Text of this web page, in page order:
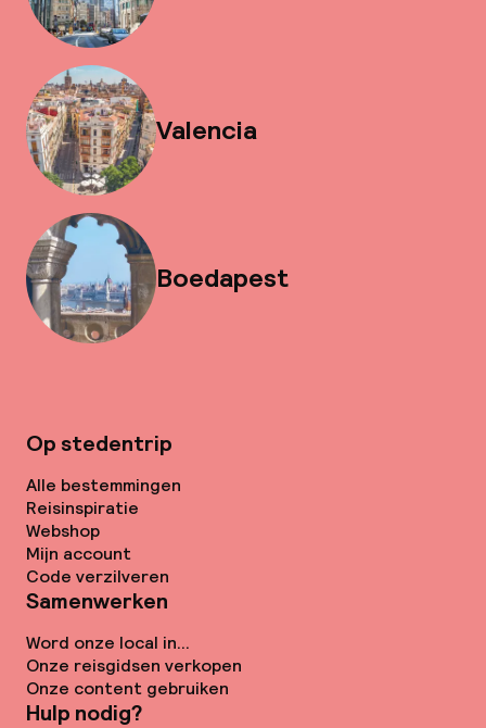
Valencia
Boedapest
Op stedentrip
Alle bestemmingen
Reisinspiratie
Webshop
Mijn account
Code verzilveren
Samenwerken
Word onze local in...
Onze reisgidsen verkopen
Onze content gebruiken
Hulp nodig?